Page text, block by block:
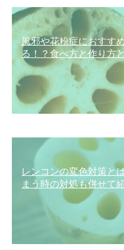
風邪や花粉症におすす
る！？食べ方と作り方
レンコンの変色対策と
まう時の対処も併せて